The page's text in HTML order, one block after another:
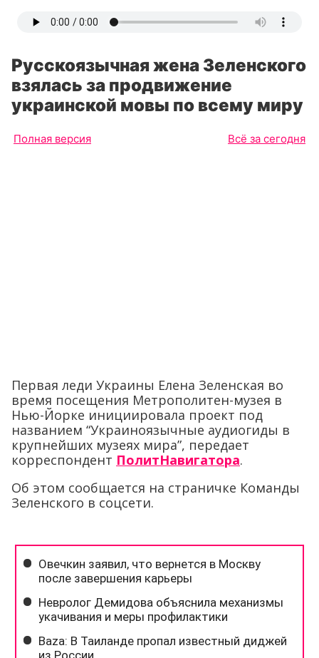
Русскоязычная жена Зеленского
взялась за продвижение
украинской мовы по всему миру
Полная версия Всё за сегодня
Первая леди Украины Елена Зеленская во
время посещения Метрополитен-музея в
Нью-Йорке инициировала проект под
названием “Украиноязычные аудиогиды в
крупнейших музеях мира”, передает
корреспондент ПолитНавигатора.
Об этом сообщается на страничке Команды
Зеленского в соцсети.